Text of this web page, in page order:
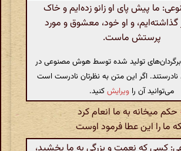
ما پیش پای او زانو زده‌ایم و خاک
گذاشته‌ایم، و او خود، معشوق و مورد
پرستش ماست.
برگردان‌های تولید شده توسط هوش مصنوعی در
نادرستند. اگر این متن به نظرتان نادرست است
می‌توانید آن را ویرایشکنید.
حکم میخانه به ما انعام کرد
ما را این عطا فرمود اوست